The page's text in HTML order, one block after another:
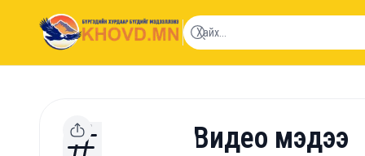
khovd.mn
Видео мэдээ